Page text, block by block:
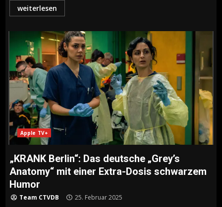
weiterlesen
Apple TV+
„KRANK Berlin“: Das deutsche „Grey’s
Anatomy“ mit einer Extra-Dosis schwarzem
Humor
Team CTVDB 25. Februar 2025